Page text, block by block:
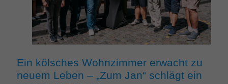
Ein kölsches Wohnzimmer erwacht zu
neuem Leben – „Zum Jan“ schlägt ein